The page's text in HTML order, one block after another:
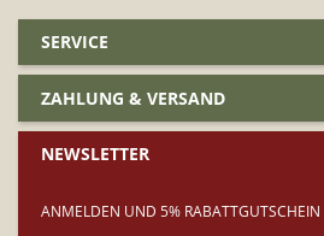
SERVICE
ZAHLUNG & VERSAND
NEWSLETTER
ANMELDEN UND 5%